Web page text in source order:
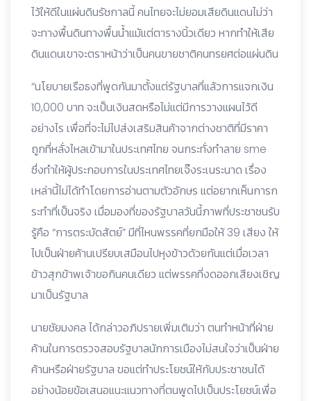
ไว้ให้ดีในแผ่นดินรัชกาลนี้ คนไทยจะไม่ยอมเสียดินแดนไม่ว่า
จะทางพื้นดินทางพื้นน้ำแม้แต่ตารางนิ้วเดียว หากทำให้เสีย
ดินแดนเขาจะตราหน้าว่าเป็นคนขายชาติคนทรยศต่อแผ่นดิน
“นโยบายเรือธงที่พูดกันมาตั้งแต่รัฐบาลที่แล้วการแจกเงิน
10,000 บาท จะเป็นเงินสดหรือไม่แต่มีการวางแผนไว้ดี
อย่างไร เพื่อที่จะไม่ไปส่งเสริมสินค้าจากต่างชาติที่มีราคา
ถูกที่หลั่งไหลเข้ามาในประเทศไทย จนกระทั่งทำลาย sme
ซึ่งทำให้ผู้ประกอบการในประเทศไทยเจ๊งระเนระนาด เรื่อง
เหล่านี้ไม่ได้ทำโดยการอ่านตามตัวอักษร แต่อยากเห็นการก
ระทำที่เป็นจริง เมื่อมองที่ของรัฐบาลวันนี้ภาพที่ประชาชนรับ
รู้คือ “การตระบัดสัตย์” มีที่ไหนพรรคที่ยกมือให้ 39 เสียง ให้
ไปเป็นฝ่ายค้านเปรียบเสมือนไปหุงข้าวด้วยกันแต่เมื่อเวลา
ข้าวสุกข้าพเจ้าขอกินคนเดียว แต่พรรคที่งดออกเสียงเชิญ
มาเป็นรัฐบาล
นายชัยมงคล ได้กล่าวอภิปรายเพิ่มเติมว่า ตนทำหน้าที่ฝ่าย
ค้านในการตรวจสอบรัฐบาลนักการเมืองไม่สนใจว่าเป็นฝ่าย
ค้านหรือฝ่ายรัฐบาล ขอแต่ทำประโยชน์ให้กับประชาชนได้
อย่างน้อยข้อเสนอแนะแนวทางที่ตนพูดไปเป็นประโยชน์เพื่อ